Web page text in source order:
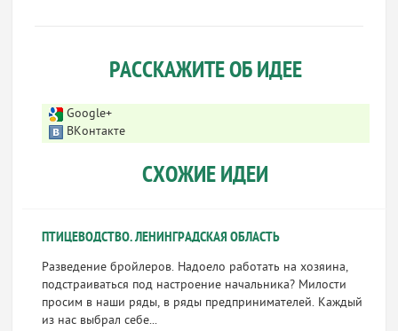
РАССКАЖИТЕ ОБ ИДЕЕ
Google+
ВКонтакте
СХОЖИЕ ИДЕИ
ПТИЦЕВОДСТВО. ЛЕНИНГРАДСКАЯ ОБЛАСТЬ
Разведение бройлеров. Надоело работать на хозяина,
подстраиваться под настроение начальника? Милости
просим в наши ряды, в ряды предпринимателей. Каждый
из нас выбрал себе...